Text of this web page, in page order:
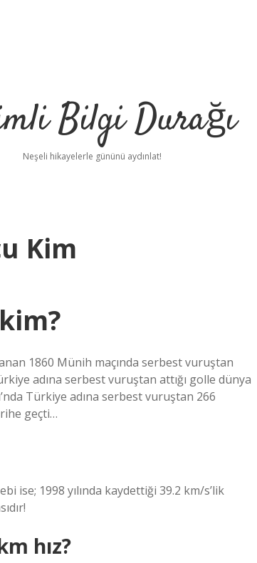
Bilgi Durağı
Neşeli hikayelerle gününü aydınlat!
Kim
1860 Münih maçında serbest vuruştan
adına serbest vuruştan attığı golle dünya
Türkiye adına serbest vuruştan 266
geçti…
ise; 1998 yılında kaydettiği 39.2 km/s’lik
hız?